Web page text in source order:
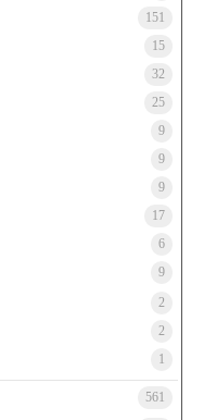
151
15
32
25
9
9
9
17
6
9
2
2
1
561